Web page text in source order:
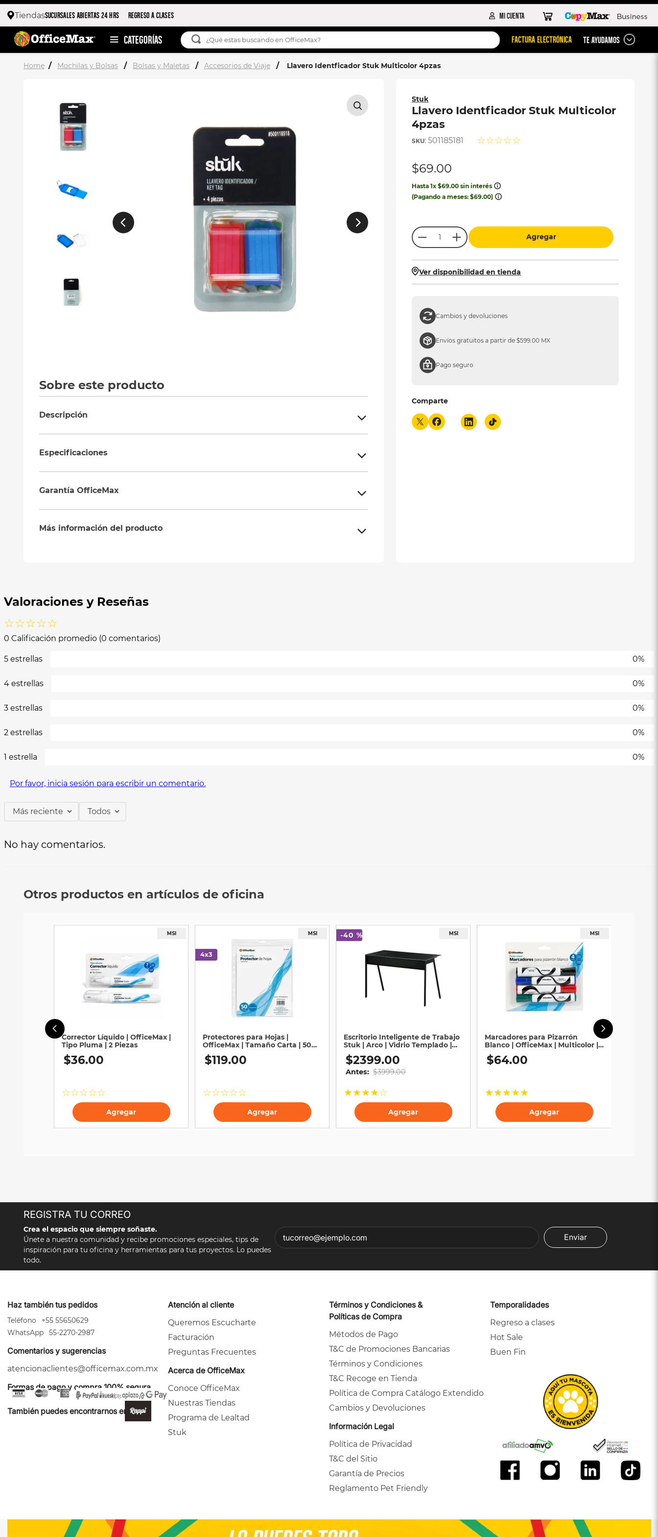
TiendasSUCURSALES ABIERTAS 24 HRS REGRESO A CLASES
¿Qué estas buscando en OfficeMax? FACTURA ELECTRÓNICA TE AYUDAMOS
Mochilas y Bolsas Bolsas y Maletas Accesorios de Viaje Llavero Identficador Stuk Multicolor 4pzas
Sobre este producto
Descripción
Especificaciones
Garantía OfficeMax
Más información del producto
Stuk
Llavero Identficador Stuk Multicolor
4pzas
:501185181 ☆☆☆☆☆
$69.00
Hasta1x$69.00 sin interés
(Pagando a meses:$69.00)
Agregar
Ver disponibilidad en tienda
Cambios y devoluciones
Envíos gratuitos a partir de $599.00 MX
Pago seguro
Comparte
☆☆☆☆☆
0 Calificación promedio (0 comentarios)
5 estrellas 0%
4 estrellas 0%
3 estrellas 0%
2 estrellas 0%
1 estrella 0%
Por favor, inicia sesión para escribir un comentario.
Más reciente Todos
No hay comentarios.
Otros productos en artículos de oficina
Corrector Líquido | OfficeMax |
Tipo Pluma | 2 Piezas
$36.00
☆☆☆☆☆
Agregar
Protectores para Hojas |
OfficeMax | Tamaño Carta | 50
Piezas
$119.00
☆☆☆☆☆
Agregar
-40 %
Escritorio Inteligente de Trabajo
Stuk | Arco | Vidrio Templado |
Negro
Antes: $3999.00
$2399.00
★★★★☆
Agregar
Marcadores para Pizarrón
Blanco | OfficeMax | Multicolor |
4 Piezas
$64.00
★★★★★
Agregar
REGISTRA TU CORREO
Crea el espacio que siempre soñaste.
Únete a nuestra comunidad y recibe promociones especiales, tips de
inspiración para tu oficina y herramientas para tus proyectos. Lo puedes
todo.
Enviar
Haz también tus pedidos
Teléfono
+55 55650629
WhatsApp
55-2270-2987
Comentarios y sugerencias
atencionaclientes@officemax.com.mx
Formas de pago y compra 100% segura
También puedes encontrarnos en:
Atención al cliente
Queremos Escucharte
Facturación
Preguntas Frecuentes
Acerca de OfficeMax
Conoce OfficeMax
Nuestras Tiendas
Programa de Lealtad
Stuk
Términos y Condiciones &
Políticas de Compra
Métodos de Pago
T&C de Promociones Bancarias
Términos y Condiciones
T&C Recoge en Tienda
Política de Compra Catálogo Extendido
Cambios y Devoluciones
Información Legal
Política de Privacidad
T&C del Sitio
Garantía de Precios
Reglamento Pet Friendly
Temporalidades
Regreso a clases
Hot Sale
Buen Fin
flores
mochilas
stuk
mochila
carpetas
silla